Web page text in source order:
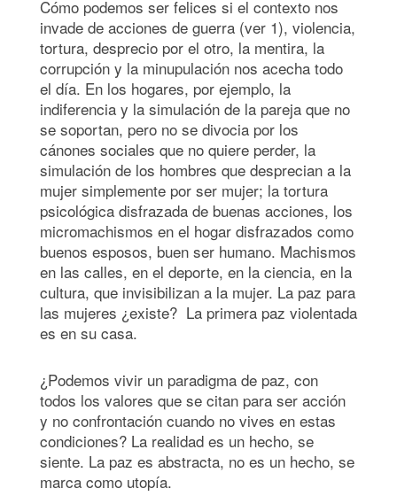
Cómo podemos ser felices si el contexto nos
invade de acciones de guerra (ver 1), violencia,
tortura, desprecio por el otro, la mentira, la
corrupción y la minupulación nos acecha todo
el día. En los hogares, por ejemplo, la
indiferencia y la simulación de la pareja que no
se soportan, pero no se divocia por los
cánones sociales que no quiere perder, la
simulación de los hombres que desprecian a la
mujer simplemente por ser mujer; la tortura
psicológica disfrazada de buenas acciones, los
micromachismos en el hogar disfrazados como
buenos esposos, buen ser humano. Machismos
en las calles, en el deporte, en la ciencia, en la
cultura, que invisibilizan a la mujer. La paz para
las mujeres ¿existe? La primera paz violentada
es en su casa.
¿Podemos vivir un paradigma de paz, con
todos los valores que se citan para ser acción
y no confrontación cuando no vives en estas
condiciones? La realidad es un hecho, se
siente. La paz es abstracta, no es un hecho, se
marca como utopía.